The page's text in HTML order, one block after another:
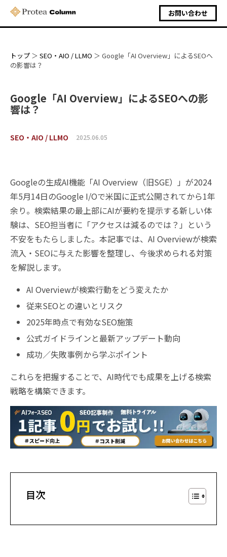
お問い合わせ
トップ SEO・AIO / LLMO
Google「AI Overview」によるSEOへ
の影響は？
Google「AI Overview」によるSEOへの影
響は？
SEO・AIO / LLMO 2025.06.05
Googleの生成AI機能「AI Overview（旧SGE）」が2024
年5月14日のGoogle I/Oで米国に正式公開されてから1年
余り。検索結果の最上部にAIが要約を提示する新しい体
験は、SEO担当者に「アクセスは減るのでは？」という
不安をもたらしました。本記事では、AI Overviewが検索
流入・SEOに与えた影響を整理し、今後求められる対策
を解説します。
AI Overviewが検索行動をどう変えたか
従来SEOとの違いとリスク
2025年時点で有効なSEO施策
公式ガイドラインと最新アップデート動向
成功／失敗事例から学ぶポイント
これらを把握することで、AI時代でも成果を上げる検索
戦略を構築できます。
目次